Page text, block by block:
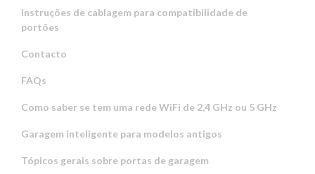
Instruções de cablagem para compatibilidade de
portões
Contacto
FAQs
Como saber se tem uma rede WiFi de 2,4 GHz ou 5 GHz
Garagem inteligente para modelos antigos
Tópicos gerais sobre portas de garagem